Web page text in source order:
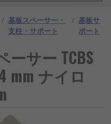
/ 基板スペーサー・
支柱・サポート
/ 基板サ
ポート
ーサー TCBS
mm ナイロ